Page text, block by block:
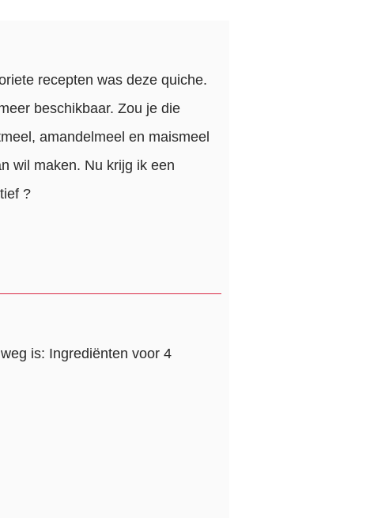
recepten was deze quiche.
beschikbaar. Zou je die
amandelmeel en maismeel
wil maken. Nu krijg ik een
?
is: Ingrediënten voor 4